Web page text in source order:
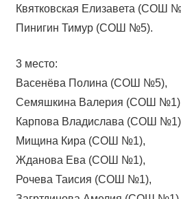
Квятковская Елизавета (СОШ
Пинигин Тимур (СОШ №5).
3 место:
Васенёва Полина (СОШ №5),
Семяшкина Валерия (СОШ
Карпова Владислава (СОШ
Мищина Кира (СОШ №1),
Жданова Ева (СОШ №1),
Рочева Таисия (СОШ №1),